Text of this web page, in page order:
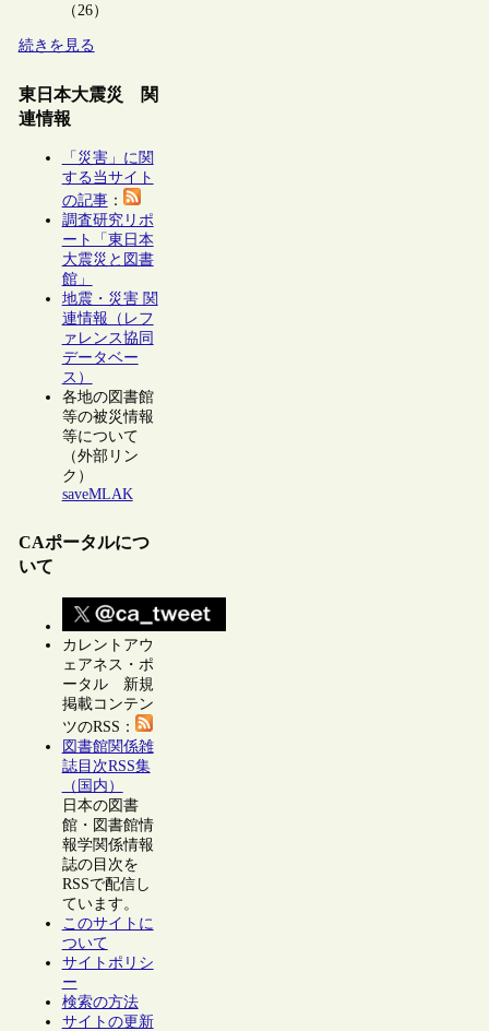
（26）
続きを見る
東日本大震災 関
連情報
「災害」に関
する当サイト
の記事：
調査研究リポ
ート「東日本
大震災と図書
館」
地震・災害 関
連情報（レフ
ァレンス協同
データベー
ス）
各地の図書館
等の被災情報
等について
（外部リン
ク）
saveMLAK
CAポータルにつ
いて
カレントアウ
ェアネス・ポ
ータル 新規
掲載コンテン
ツのRSS：
図書館関係雑
誌目次RSS集
（国内）
日本の図書
館・図書館情
報学関係情報
誌の目次を
RSSで配信し
ています。
このサイトに
ついて
サイトポリシ
ー
検索の方法
サイトの更新